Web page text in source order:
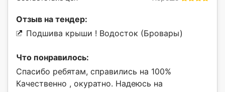
Отзыв на тендер:
Подшива крыши ! Водосток (Бровары)
Что понравилось:
Спасибо ребятам, справились на 100%
Качественно , окуратно. Надеюсь на